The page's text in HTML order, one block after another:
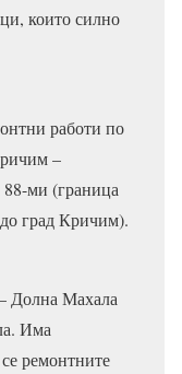
които силно
работи по
–
ми (граница
град Кричим).
Долна Махала
Има
ремонтните